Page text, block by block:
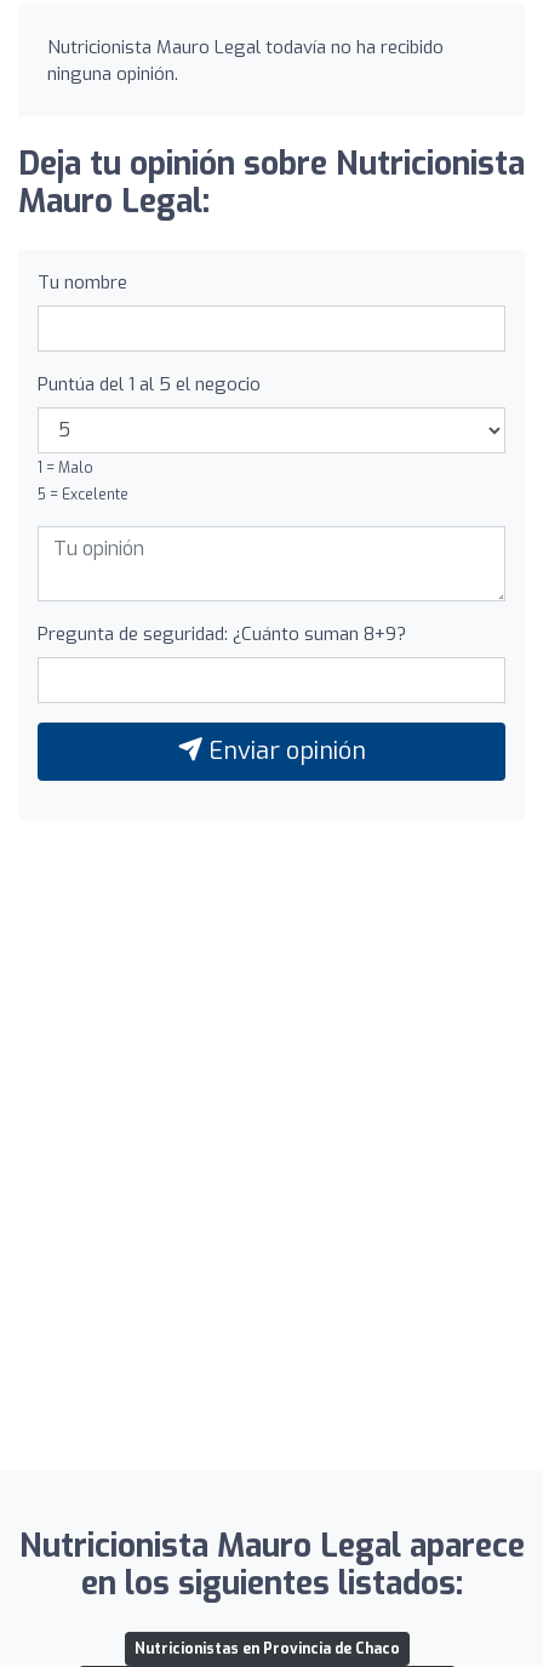
Nutricionista Mauro Legal todavía no ha recibido
ninguna opinión.
Deja tu opinión sobre Nutricionista
Mauro Legal:
Tu nombre
Puntúa del 1 al 5 el negocio
1 = Malo
5 = Excelente
Pregunta de seguridad: ¿Cuánto suman 8+9?
Enviar opinión
Nutricionista Mauro Legal aparece
en los siguientes listados:
Nutricionistas en Provincia de Chaco